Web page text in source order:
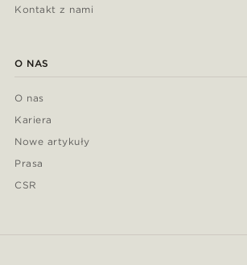
Kontakt z nami
O NAS
O nas
Kariera
Nowe artykuły
Prasa
CSR